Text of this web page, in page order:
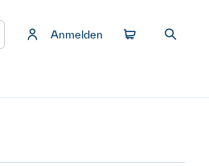
Anmelden